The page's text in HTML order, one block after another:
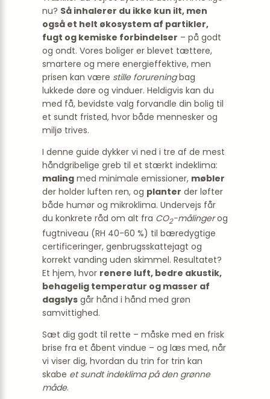
nu? Så inhalerer du ikke kun ilt, men
også et helt økosystem af partikler,
fugt og kemiske forbindelser – på godt
og ondt. Vores boliger er blevet tættere,
smartere og mere energieffektive, men
prisen kan være stille forureningbag
lukkede døre og vinduer. Heldigvis kan du
med få, bevidste valg forvandle din bolig til
et sundt fristed, hvor både mennesker og
miljø trives.
I denne guide dykker vi ned i tre af de mest
håndgribelige greb til et stærkt indeklima:
maling med minimale emissioner, møbler
der holder luften ren, og planter der løfter
både humør og mikroklima. Undervejs får
du konkrete råd om alt fra CO2-målingerog
fugtniveau (RH 40-60 %) til bæredygtige
certificeringer, genbrugsskattejagt og
korrekt vanding uden skimmel. Resultatet?
Et hjem, hvor renere luft, bedre akustik,
behagelig temperatur og masser af
dagslys går hånd i hånd med grøn
samvittighed.
Sæt dig godt til rette – måske med en frisk
brise fra et åbent vindue – og læs med, når
vi viser dig, hvordan du trin for trin kan
skabe et sundt indeklima på den grønne
måde.